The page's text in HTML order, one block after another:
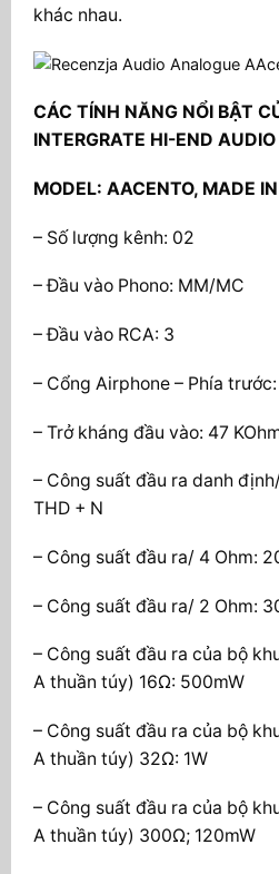
khác nhau.
CÁC TÍNH NĂNG NỔI BẬT
INTERGRATE HI-END
MODEL: AACENTO, MADE
– Số lượng kênh: 02
– Đầu vào Phono: MM/MC
– Đầu vào RCA: 3
– Cổng Airphone – Phía trước:
– Trở kháng đầu vào: 47
– Công suất đầu ra danh
THD + N
– Công suất đầu ra/ 4 Ohm:
– Công suất đầu ra/ 2 Ohm:
– Công suất đầu ra của bộ
A thuần túy) 16Ω: 500mW
– Công suất đầu ra của bộ
A thuần túy) 32Ω: 1W
– Công suất đầu ra của bộ
A thuần túy) 300Ω; 120mW